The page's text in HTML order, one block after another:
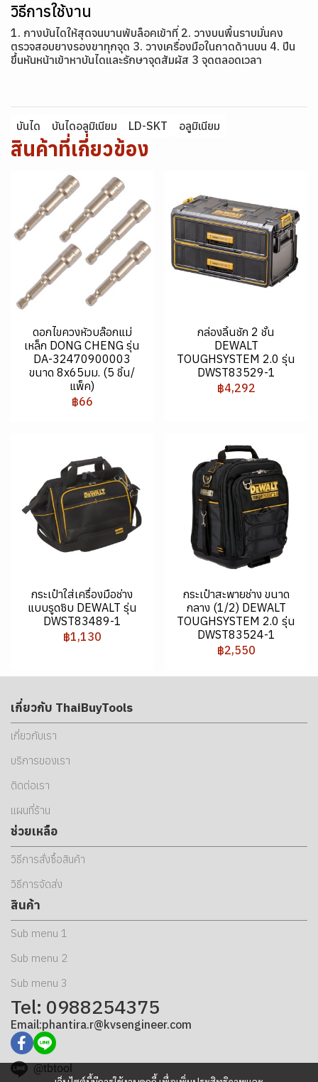
วิธีการใช้งาน
1. กางบันไดให้สุดจนบานพับล็อคเข้าที่ 2. วางบนพื้นราบมั่นคง
ตรวจสอบยางรองขาทุกจุด 3. วางเครื่องมือในถาดด้านบน 4. ปีน
ขึ้นหันหน้าเข้าหาบันไดและรักษาจุดสัมผัส 3 จุดตลอดเวลา
บันได บันไดอลูมิเนียม LD-SKT อลูมิเนียม
สินค้าที่เกี่ยวข้อง
ดอกไขควงหัวบล๊อกแม่
เหล็ก DONG CHENG รุ่น
DA-32470900003
ขนาด 8x65มม. (5 ชิ้น/
แพ็ค)
฿66
กล่องลิ้นชัก 2 ชั้น
DEWALT
TOUGHSYSTEM 2.0 รุ่น
DWST83529-1
฿4,292
กระเป๋าใส่เครื่องมือช่าง
แบบรูดซิบ DEWALT รุ่น
DWST83489-1
฿1,130
กระเป๋าสะพายช่าง ขนาด
กลาง (1/2) DEWALT
TOUGHSYSTEM 2.0 รุ่น
DWST83524-1
฿2,550
เกี่ยวกับ ThaiBuyTools
เกี่ยวกับเรา
บริการของเรา
ติดต่อเรา
แผนที่ร้าน
ช่วยเหลือ
วิธีการสั่งซื้อสินค้า
วิธีการจัดส่ง
สินค้า
Sub menu 1
Sub menu 2
Sub menu 3
Tel: 0988254375
Email:phantira.r@kvsengineer.com
@tbtool